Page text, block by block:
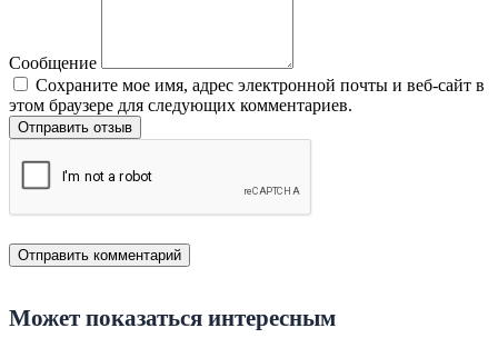
Сообщение
Сохраните мое имя, адрес электронной почты и веб-сайт в
этом браузере для следующих комментариев.
Отправить отзыв
Может показаться интересным